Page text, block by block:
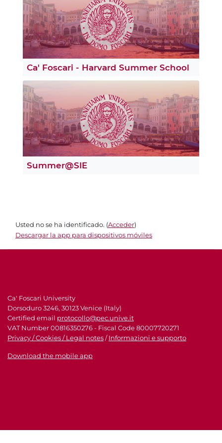
Ca' Foscari - Harvard Summer School
Summer@SIE
Usted no se ha identificado. (Acceder)
Descargar la app para dispositivos móviles
Ca' Foscari University
Dorsoduro 3246, 30123 Venice (Italy)
Certified email protocollo@pec.unive.it
VAT Number 00816350276 - Fiscal Code 80007720271
Privacy / Cookies / Legal notes/Informazioni e supporto
Download the mobile app